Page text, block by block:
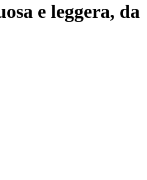
e leggera, da